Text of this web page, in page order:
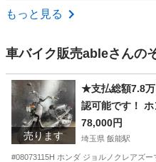
茨城 水戸市
もっと見る
車バイク販売ableさんの
売ります
★支払総額7.8
認可能です！
様 黒 AF54 ズー
新品！ カスタム
78,000円
埼玉県 飯能駅
#08073115H ホンダ ジョルノクレアズ